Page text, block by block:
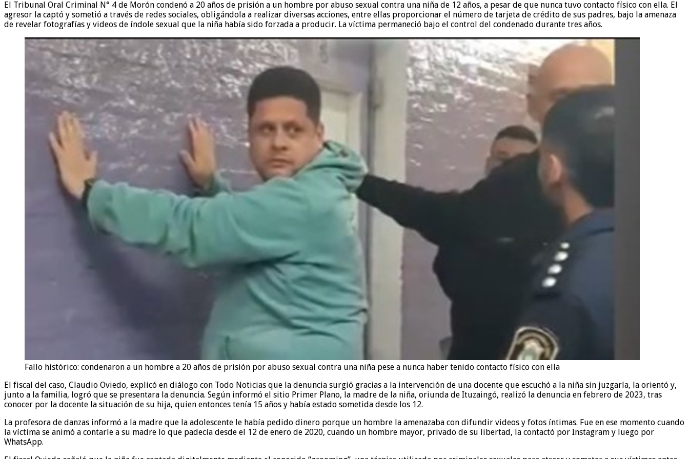
El Tribunal Oral Criminal N° 4 de Morón condenó a 20 años de prisión a un hombre por abuso sexual contra una niña de 12 años, a pesar de que nunca tuvo contacto físico con ella. El
agresor la captó y sometió a través de redes sociales, obligándola a realizar diversas acciones, entre ellas proporcionar el número de tarjeta de crédito de sus padres, bajo la amenaza
de revelar fotografías y videos de índole sexual que la niña había sido forzada a producir. La víctima permaneció bajo el control del condenado durante tres años.
Fallo histórico: condenaron a un hombre a 20 años de prisión por abuso sexual contra una niña pese a nunca haber tenido contacto físico con ella
El fiscal del caso, Claudio Oviedo, explicó en diálogo con Todo Noticias que la denuncia surgió gracias a la intervención de una docente que escuchó a la niña sin juzgarla, la orientó y,
junto a la familia, logró que se presentara la denuncia. Según informó el sitio Primer Plano, la madre de la niña, oriunda de Ituzaingó, realizó la denuncia en febrero de 2023, tras
conocer por la docente la situación de su hija, quien entonces tenía 15 años y había estado sometida desde los 12.
La profesora de danzas informó a la madre que la adolescente le había pedido dinero porque un hombre la amenazaba con difundir videos y fotos íntimas. Fue en ese momento cuando
la víctima se animó a contarle a su madre lo que padecía desde el 12 de enero de 2020, cuando un hombre mayor, privado de su libertad, la contactó por Instagram y luego por
WhatsApp.